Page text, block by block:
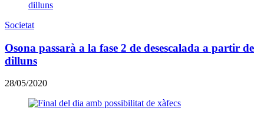
Societat
Osona passarà a la fase 2 de desescalada a partir de
dilluns
28/05/2020